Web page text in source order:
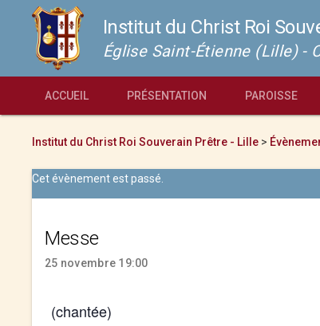
Institut du Christ Roi
Église Saint-Étienne (Lille) -
ACCUEIL PRÉSENTATION PAROISSE
Institut du Christ Roi Souverain Prêtre - Lille >
Cet évènement est passé.
Messe
25 novembre 19:00
(chantée)